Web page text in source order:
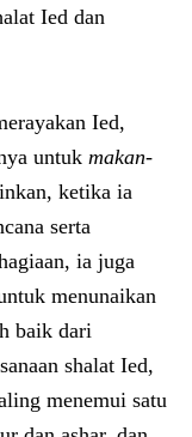
Ied dan
Ied,
untuk makan-
ketika ia
serta
ia juga
menunaikan
baik dari
shalat Ied,
menemui satu